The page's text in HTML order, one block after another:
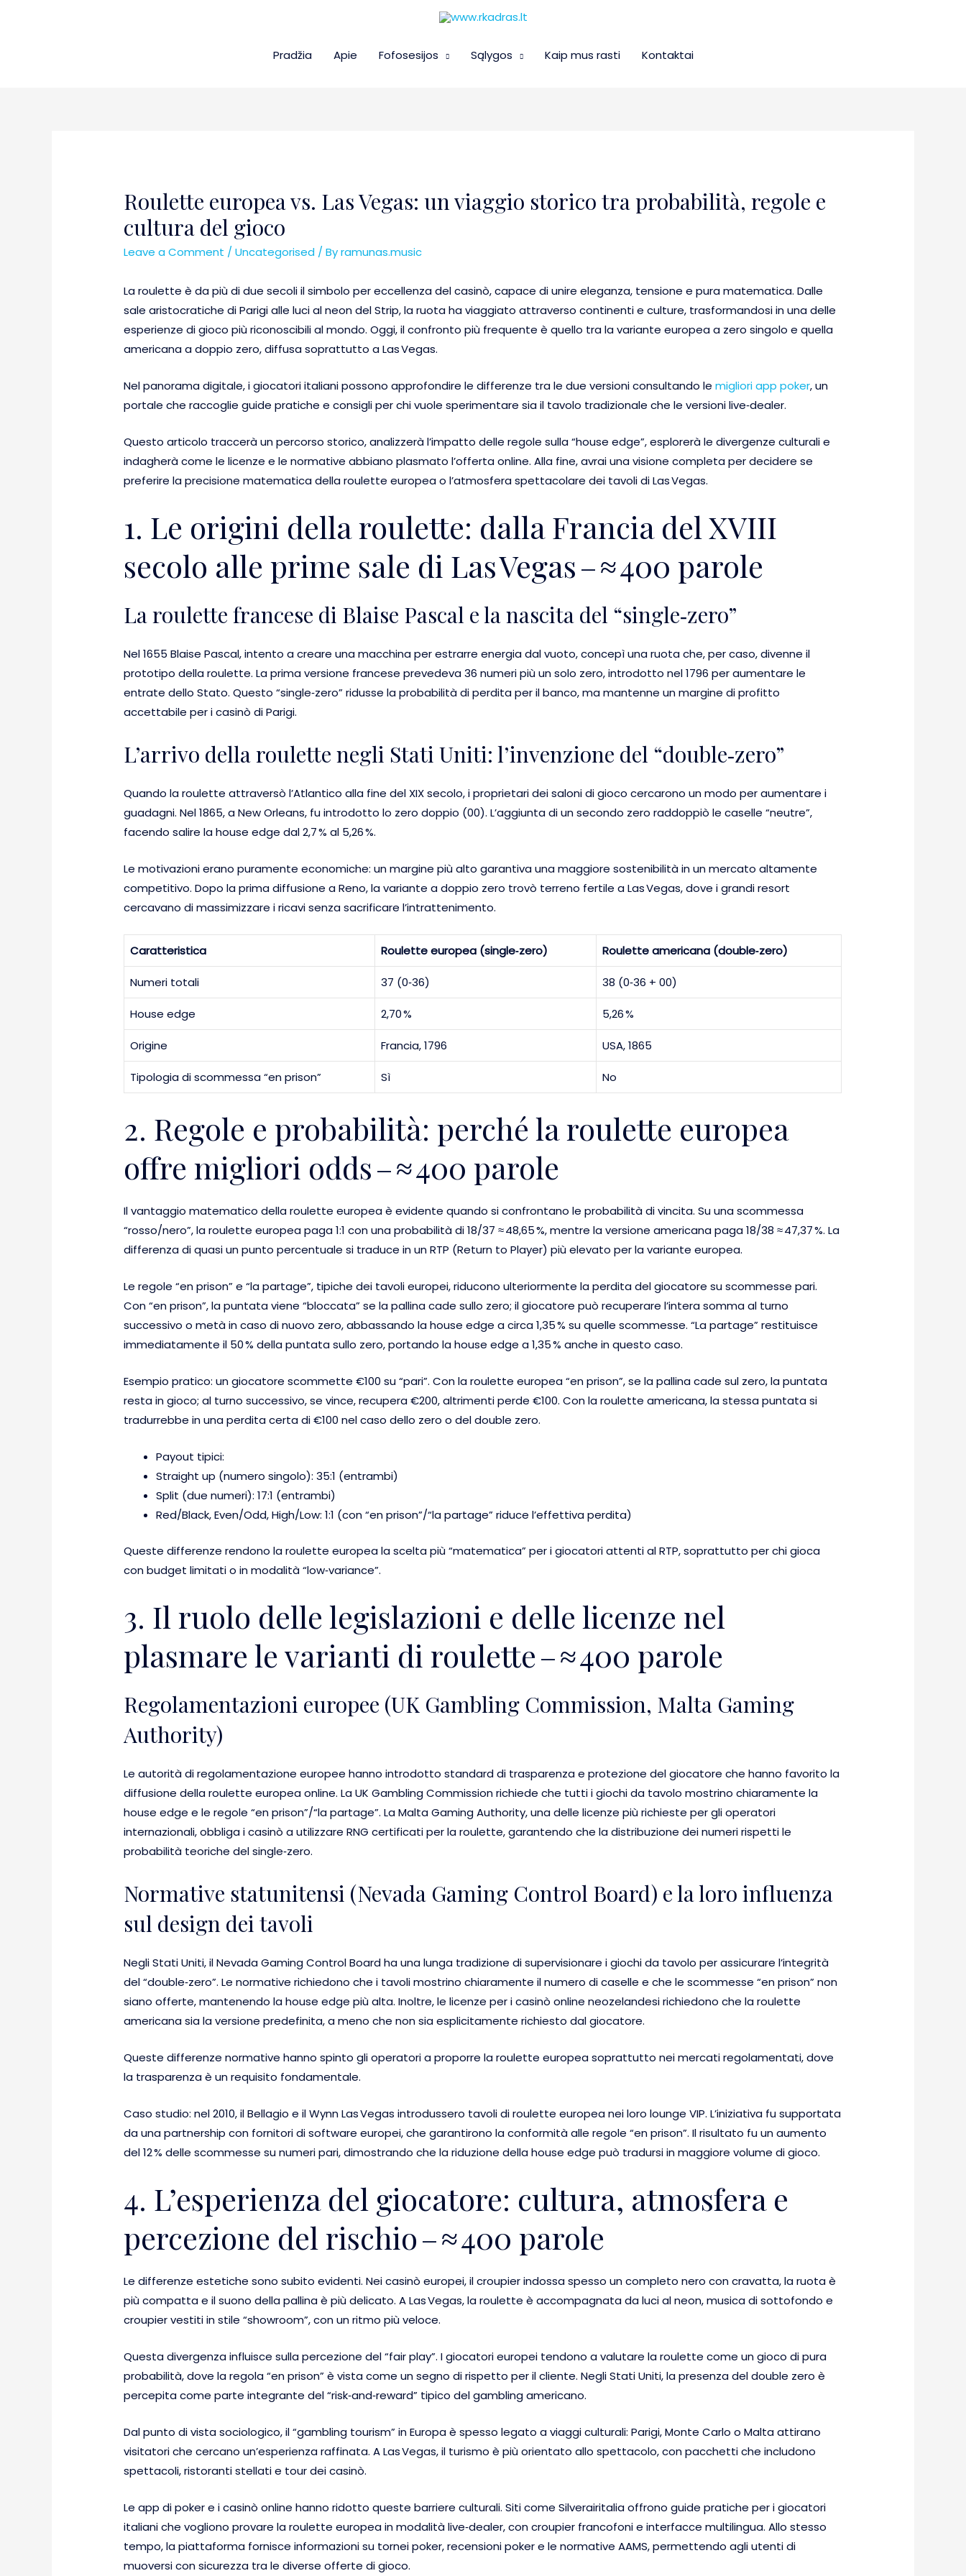
Pradžia Apie Fofosesijos Sąlygos Kaip mus rasti Kontaktai
Roulette europea vs. Las Vegas: un viaggio storico tra probabilità, regole e
cultura del gioco
Leave a Comment /Uncategorised / Byramunas.music
La roulette è da più di due secoli il simbolo per eccellenza del casinò, capace di unire eleganza, tensione e pura matematica. Dalle
sale aristocratiche di Parigi alle luci al neon del Strip, la ruota ha viaggiato attraverso continenti e culture, trasformandosi in una delle
esperienze di gioco più riconoscibili al mondo. Oggi, il confronto più frequente è quello tra la variante europea a zero singolo e quella
americana a doppio zero, diffusa soprattutto a Las Vegas.
Nel panorama digitale, i giocatori italiani possono approfondire le differenze tra le due versioni consultando lemigliori app poker, un
portale che raccoglie guide pratiche e consigli per chi vuole sperimentare sia il tavolo tradizionale che le versioni live‑dealer.
Questo articolo traccerà un percorso storico, analizzerà l’impatto delle regole sulla “house edge”, esplorerà le divergenze culturali e
indagherà come le licenze e le normative abbiano plasmato l’offerta online. Alla fine, avrai una visione completa per decidere se
preferire la precisione matematica della roulette europea o l’atmosfera spettacolare dei tavoli di Las Vegas.
1. Le origini della roulette: dalla Francia del XVIII
secolo alle prime sale di Las Vegas – ≈ 400 parole
La roulette francese di Blaise Pascal e la nascita del “single‑zero”
Nel 1655 Blaise Pascal, intento a creare una macchina per estrarre energia dal vuoto, concepì una ruota che, per caso, divenne il
prototipo della roulette. La prima versione francese prevedeva 36 numeri più un solo zero, introdotto nel 1796 per aumentare le
entrate dello Stato. Questo “single‑zero” ridusse la probabilità di perdita per il banco, ma mantenne un margine di profitto
accettabile per i casinò di Parigi.
L’arrivo della roulette negli Stati Uniti: l’invenzione del “double‑zero”
Quando la roulette attraversò l’Atlantico alla fine del XIX secolo, i proprietari dei saloni di gioco cercarono un modo per aumentare i
guadagni. Nel 1865, a New Orleans, fu introdotto lo zero doppio (00). L’aggiunta di un secondo zero raddoppiò le caselle “neutre”,
facendo salire la house edge dal 2,7 % al 5,26 %.
Le motivazioni erano puramente economiche: un margine più alto garantiva una maggiore sostenibilità in un mercato altamente
competitivo. Dopo la prima diffusione a Reno, la variante a doppio zero trovò terreno fertile a Las Vegas, dove i grandi resort
cercavano di massimizzare i ricavi senza sacrificare l’intrattenimento.
Caratteristica Roulette europea (single‑zero) Roulette americana (double‑zero)
Numeri totali 37 (0‑36) 38 (0‑36 + 00)
House edge 2,70 % 5,26 %
Origine Francia, 1796 USA, 1865
Tipologia di scommessa “en prison” Sì No
2. Regole e probabilità: perché la roulette europea
offre migliori odds – ≈ 400 parole
Il vantaggio matematico della roulette europea è evidente quando si confrontano le probabilità di vincita. Su una scommessa
“rosso/nero”, la roulette europea paga 1:1 con una probabilità di 18/37 ≈ 48,65 %, mentre la versione americana paga 18/38 ≈ 47,37 %. La
differenza di quasi un punto percentuale si traduce in un RTP (Return to Player) più elevato per la variante europea.
Le regole “en prison” e “la partage”, tipiche dei tavoli europei, riducono ulteriormente la perdita del giocatore su scommesse pari.
Con “en prison”, la puntata viene “bloccata” se la pallina cade sullo zero; il giocatore può recuperare l’intera somma al turno
successivo o metà in caso di nuovo zero, abbassando la house edge a circa 1,35 % su quelle scommesse. “La partage” restituisce
immediatamente il 50 % della puntata sullo zero, portando la house edge a 1,35 % anche in questo caso.
Esempio pratico: un giocatore scommette €100 su “pari”. Con la roulette europea “en prison”, se la pallina cade sul zero, la puntata
resta in gioco; al turno successivo, se vince, recupera €200, altrimenti perde €100. Con la roulette americana, la stessa puntata si
tradurrebbe in una perdita certa di €100 nel caso dello zero o del double zero.
Payout tipici:
Straight up (numero singolo): 35:1 (entrambi)
Split (due numeri): 17:1 (entrambi)
Red/Black, Even/Odd, High/Low: 1:1 (con “en prison”/“la partage” riduce l’effettiva perdita)
Queste differenze rendono la roulette europea la scelta più “matematica” per i giocatori attenti al RTP, soprattutto per chi gioca
con budget limitati o in modalità “low‑variance”.
3. Il ruolo delle legislazioni e delle licenze nel
plasmare le varianti di roulette – ≈ 400 parole
Regolamentazioni europee (UK Gambling Commission, Malta Gaming
Authority)
Le autorità di regolamentazione europee hanno introdotto standard di trasparenza e protezione del giocatore che hanno favorito la
diffusione della roulette europea online. La UK Gambling Commission richiede che tutti i giochi da tavolo mostrino chiaramente la
house edge e le regole “en prison”/“la partage”. La Malta Gaming Authority, una delle licenze più richieste per gli operatori
internazionali, obbliga i casinò a utilizzare RNG certificati per la roulette, garantendo che la distribuzione dei numeri rispetti le
probabilità teoriche del single‑zero.
Normative statunitensi (Nevada Gaming Control Board) e la loro influenza
sul design dei tavoli
Negli Stati Uniti, il Nevada Gaming Control Board ha una lunga tradizione di supervisionare i giochi da tavolo per assicurare l’integrità
del “double‑zero”. Le normative richiedono che i tavoli mostrino chiaramente il numero di caselle e che le scommesse “en prison” non
siano offerte, mantenendo la house edge più alta. Inoltre, le licenze per i casinò online neozelandesi richiedono che la roulette
americana sia la versione predefinita, a meno che non sia esplicitamente richiesto dal giocatore.
Queste differenze normative hanno spinto gli operatori a proporre la roulette europea soprattutto nei mercati regolamentati, dove
la trasparenza è un requisito fondamentale.
Caso studio: nel 2010, il Bellagio e il Wynn Las Vegas introdussero tavoli di roulette europea nei loro lounge VIP. L’iniziativa fu supportata
da una partnership con fornitori di software europei, che garantirono la conformità alle regole “en prison”. Il risultato fu un aumento
del 12 % delle scommesse su numeri pari, dimostrando che la riduzione della house edge può tradursi in maggiore volume di gioco.
4. L’esperienza del giocatore: cultura, atmosfera e
percezione del rischio – ≈ 400 parole
Le differenze estetiche sono subito evidenti. Nei casinò europei, il croupier indossa spesso un completo nero con cravatta, la ruota è
più compatta e il suono della pallina è più delicato. A Las Vegas, la roulette è accompagnata da luci al neon, musica di sottofondo e
croupier vestiti in stile “showroom”, con un ritmo più veloce.
Questa divergenza influisce sulla percezione del “fair play”. I giocatori europei tendono a valutare la roulette come un gioco di pura
probabilità, dove la regola “en prison” è vista come un segno di rispetto per il cliente. Negli Stati Uniti, la presenza del double zero è
percepita come parte integrante del “risk‑and‑reward” tipico del gambling americano.
Dal punto di vista sociologico, il “gambling tourism” in Europa è spesso legato a viaggi culturali: Parigi, Monte Carlo o Malta attirano
visitatori che cercano un’esperienza raffinata. A Las Vegas, il turismo è più orientato allo spettacolo, con pacchetti che includono
spettacoli, ristoranti stellati e tour dei casinò.
Le app di poker e i casinò online hanno ridotto queste barriere culturali. Siti come Silverairitalia offrono guide pratiche per i giocatori
italiani che vogliono provare la roulette europea in modalità live‑dealer, con croupier francofoni e interfacce multilingua. Allo stesso
tempo, la piattaforma fornisce informazioni su tornei poker, recensioni poker e le normative AAMS, permettendo agli utenti di
muoversi con sicurezza tra le diverse offerte di gioco.